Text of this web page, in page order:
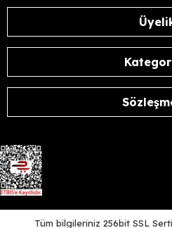
Tüm bilgileriniz 256bit SSL